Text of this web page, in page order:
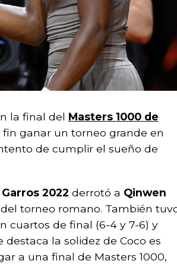
la final del Masters 1000 de
ganar un torneo grande en
de cumplir el sueño de
2022 derrotó a Qinwen
torneo romano. También
cuartos de final (6-4 y 7-6) y
destaca la solidez de Coco es
a una final de Masters 1000,